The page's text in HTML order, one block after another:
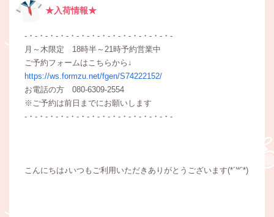
★入荷情報★
-・-・-・-・-・-・-・-・-・-・-・-・-・-・-
月～木限定 18時半～21時予約営業中
ご予約フォームはこちらから↓
https://ws.formzu.net/fgen/S74222152/
お電話の方 080-6309-2554
※ご予約は前日までにお願いします
-・-・-・-・-・-・-・-・-・-・-・-・-・-・-
こんにちは♪いつもご利用いただきありがとうございます(*´꒳`*)